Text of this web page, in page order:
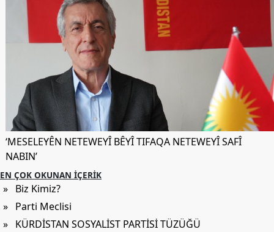
Ziyaretler
PSK
TV
Broşür
Bültenler
Raporlar
Deklerasyonlar
İLETIŞIM
‘MESELEYÊN NETEWEYÎ BÊYÎ TIFAQA NETEWEYÎ SAFÎ
NABIN’
EN ÇOK OKUNAN İÇERIK
» Biz Kimiz?
» Parti Meclisi
» KÜRDİSTAN SOSYALİST PARTİSİ TÜZÜĞÜ